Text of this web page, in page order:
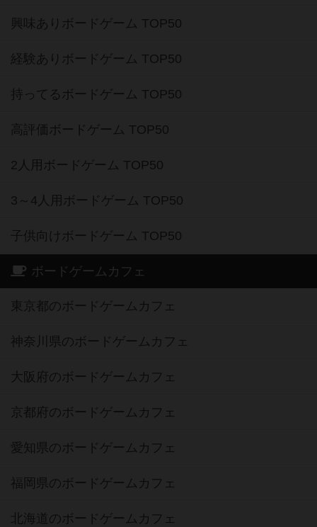
興味ありボードゲーム TOP50
経験ありボードゲーム TOP50
持ってるボードゲーム TOP50
高評価ボードゲーム TOP50
2人用ボードゲーム TOP50
3～4人用ボードゲーム TOP50
子供向けボードゲーム TOP50
ボードゲームカフェ
東京都のボードゲームカフェ
神奈川県のボードゲームカフェ
大阪府のボードゲームカフェ
京都府のボードゲームカフェ
愛知県のボードゲームカフェ
福岡県のボードゲームカフェ
北海道のボードゲームカフェ